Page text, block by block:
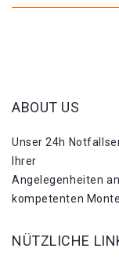
ABOUT US
Unser 24h
Ihrer
Angelegenheiten
kompetenten
NÜTZLICHE